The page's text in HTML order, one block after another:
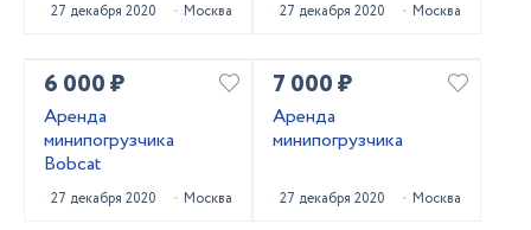
27 декабря 2020 Москва 27 декабря 2020 Москва
6 000 ₽
Аренда
минипогрузчика
Bobcat
27 декабря 2020 Москва
7 000 ₽
Аренда
минипогрузчика
27 декабря 2020 Москва